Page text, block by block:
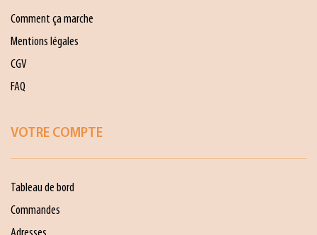
Comment ça marche
Mentions légales
CGV
FAQ
VOTRE COMPTE
Tableau de bord
Commandes